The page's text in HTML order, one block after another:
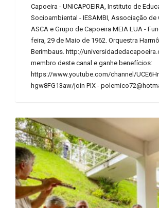
Capoeira - UNICAPOEIRA, Instituto de
Socioambiental - IESAMBI, Associação de
ASCA e Grupo de Capoeira MEIA LUA -
feira, 29 de Maio de 1962. Orquestra
Berimbaus. http://
membro deste canal e ganhe benefícios:
https://www.youtube.com/channel/
hgw8FG13aw/join PIX -